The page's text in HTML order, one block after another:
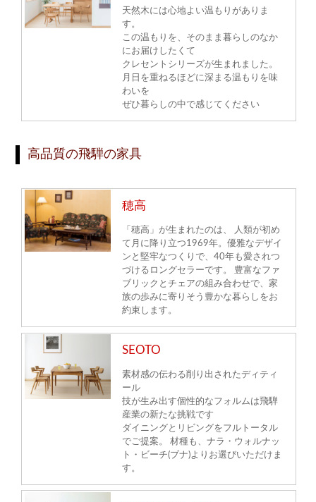
天然木には心地よい温もりがありま
す。
この温もりを、そのまま暮らしのなか
にお届けしたくて
クレセントシリーズが生まれました。
月日を重ねるほどに深まる温もりを味
わいを
ぜひ暮らしの中で感じてください
高品質の飛騨の家具
穂高
「穂高」が生まれたのは、 人類が初め
て月に降り立つ1969年。優雅なデザイ
ンと堅牢なつくりで、40年も愛されつ
づけるロングセラーです。 豊富なファ
ブリックとチェアの組み合わせで、家
族の歩みに寄りそう豊かな暮らしをお
約束します。
SEOTO
素材感の伝わる削り出されたディティ
ール
技が生み出す個性的なフォルムは飛騨
産業の新たな挑戦です
ダイニングとリビングをフルトータル
でご提案。 材種も、ナラ・ウォルナッ
ト・ビーチ(ブナ)よりお選びいただけま
す。